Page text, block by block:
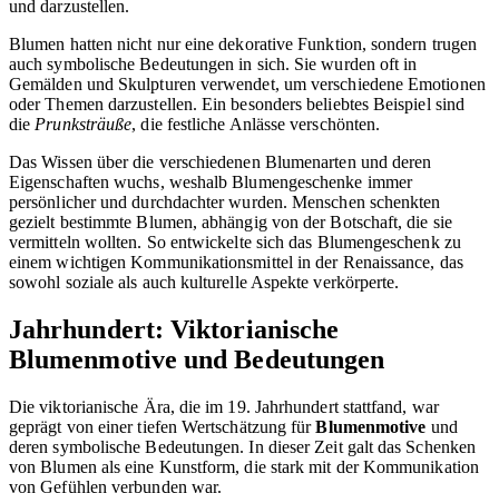
und darzustellen.
Blumen hatten nicht nur eine dekorative Funktion, sondern trugen
auch symbolische Bedeutungen in sich. Sie wurden oft in
Gemälden und Skulpturen verwendet, um verschiedene Emotionen
oder Themen darzustellen. Ein besonders beliebtes Beispiel sind
die Prunksträuße, die festliche Anlässe verschönten.
Das Wissen über die verschiedenen Blumenarten und deren
Eigenschaften wuchs, weshalb Blumengeschenke immer
persönlicher und durchdachter wurden. Menschen schenkten
gezielt bestimmte Blumen, abhängig von der Botschaft, die sie
vermitteln wollten. So entwickelte sich das Blumengeschenk zu
einem wichtigen Kommunikationsmittel in der Renaissance, das
sowohl soziale als auch kulturelle Aspekte verkörperte.
Jahrhundert: Viktorianische
Blumenmotive und Bedeutungen
Die viktorianische Ära, die im 19. Jahrhundert stattfand, war
geprägt von einer tiefen Wertschätzung fürBlumenmotive und
deren symbolische Bedeutungen. In dieser Zeit galt das Schenken
von Blumen als eine Kunstform, die stark mit der Kommunikation
von Gefühlen verbunden war.